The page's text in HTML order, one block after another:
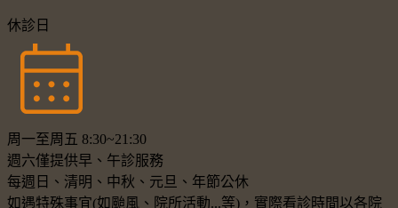
休診日
周一至周五 8:30~21:30
週六僅提供早、午診服務
每週日、清明、中秋、元旦、年節公休
如遇特殊事宜(如颱風、院所活動...等)，實際看診時間以各院